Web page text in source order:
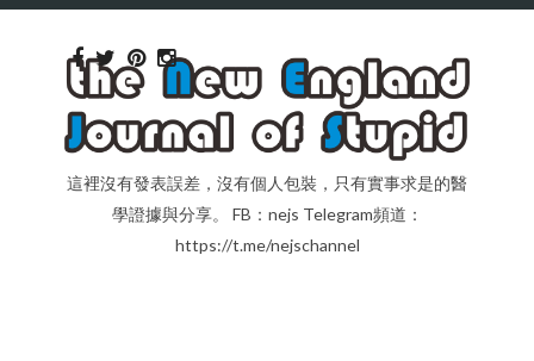
這裡沒有發表誤差，沒有個人包裝，只有實事求是的醫
學證據與分享。 FB：nejs Telegram頻道：
https://t.me/nejschannel